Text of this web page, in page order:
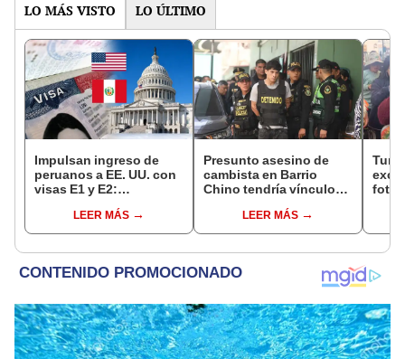
LO MÁS VISTO LO ÚLTIMO
Impulsan ingreso de
peruanos a EE. UU. con
visas E1 y E2:
pymes serían los más
beneficiados
LEER MÁS
Presunto asesino de
cambista en Barrio
Chino tendría vínculos
PNP revela marcaje
LEER MÁS